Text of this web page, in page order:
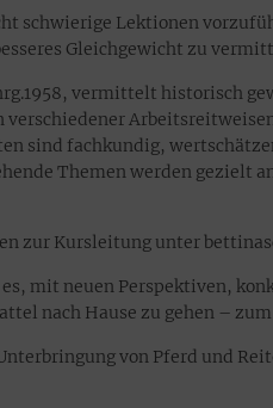
schwierige Lektionen
Gleichgewicht zu
vermittelt historisch
verschiedener
sind fachkundig,
Themen werden gezielt
zur Kursleitung unter
mit neuen Perspektiven,
nach Hause zu gehen –
von Pferd und